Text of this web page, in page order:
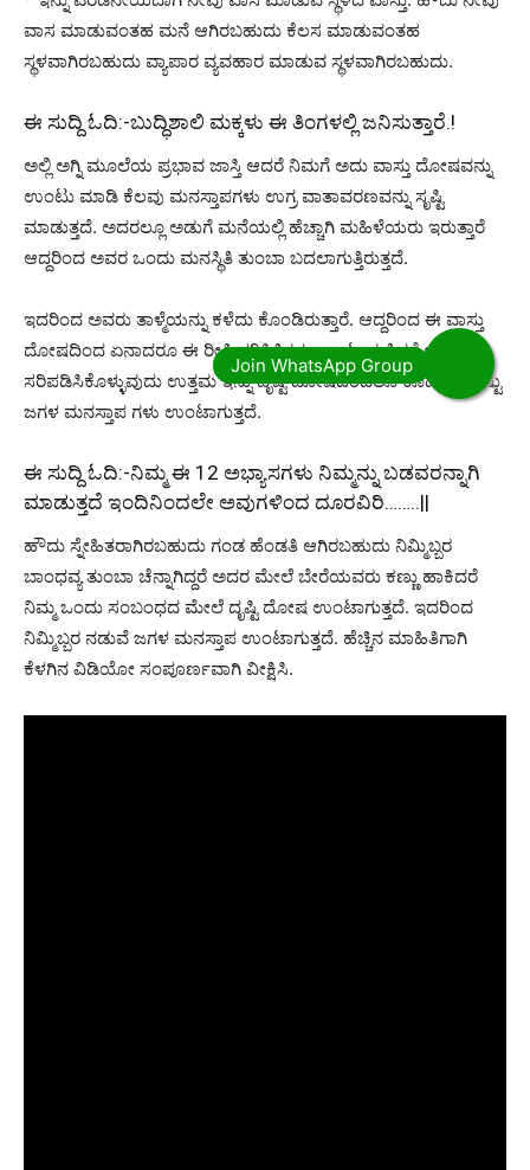
ವಾಸ ಮಾಡುವಂತಹ ಮನೆ ಆಗಿರಬಹುದು ಕೆಲಸ ಮಾಡುವಂತಹ
ಸ್ಥಳವಾಗಿರಬಹುದು ವ್ಯಾಪಾರ ವ್ಯವಹಾರ ಮಾಡುವ ಸ್ಥಳವಾಗಿರಬಹುದು.
ಈ ಸುದ್ದಿ ಓದಿ:-ಬುದ್ಧಿಶಾಲಿ ಮಕ್ಕಳು ಈ ತಿಂಗಳಲ್ಲಿ ಜನಿಸುತ್ತಾರೆ.!
ಅಲ್ಲಿ ಅಗ್ನಿ ಮೂಲೆಯ ಪ್ರಭಾವ ಜಾಸ್ತಿ ಆದರೆ ನಿಮಗೆ ಅದು ವಾಸ್ತು ದೋಷವನ್ನು
ಉಂಟು ಮಾಡಿ ಕೆಲವು ಮನಸ್ತಾಪಗಳು ಉಗ್ರ ವಾತಾವರಣವನ್ನು ಸೃಷ್ಟಿ
ಮಾಡುತ್ತದೆ. ಅದರಲ್ಲೂ ಅಡುಗೆ ಮನೆಯಲ್ಲಿ ಹೆಚ್ಚಾಗಿ ಮಹಿಳೆಯರು ಇರುತ್ತಾರೆ
ಆದ್ದರಿಂದ ಅವರ ಒಂದು ಮನಸ್ಥಿತಿ ತುಂಬಾ ಬದಲಾಗುತ್ತಿರುತ್ತದೆ.
ಇದರಿಂದ ಅವರು ತಾಳ್ಮೆಯನ್ನು ಕಳೆದು ಕೊಂಡಿರುತ್ತಾರೆ. ಆದ್ದರಿಂದ ಈ ವಾಸ್ತು
ದೋಷದಿಂದ ಏನಾದರೂ ಈ ರೀತಿ ಪರಿಸ್ಥಿತಿಗಳು ಉಂಟಾಗುತ್ತಿದ್ದರೆ ಅದನ್ನು
ಸರಿಪಡಿಸಿಕೊಳ್ಳುವುದು ಉತ್ತಮ ಇನ್ನು ದೃಷ್ಟಿ ದೋಷದಿಂದಲೂ ಕೂಡ ಬಹಳಷ್ಟು
ಜಗಳ ಮನಸ್ತಾಪ ಗಳು ಉಂಟಾಗುತ್ತದೆ.
ಈ ಸುದ್ದಿ ಓದಿ:-ನಿಮ್ಮ ಈ 12 ಅಭ್ಯಾಸಗಳು ನಿಮ್ಮನ್ನು ಬಡವರನ್ನಾಗಿ
ಮಾಡುತ್ತದೆ ಇಂದಿನಿಂದಲೇ ಅವುಗಳಿಂದ ದೂರವಿರಿ……..||
ಹೌದು ಸ್ನೇಹಿತರಾಗಿರಬಹುದು ಗಂಡ ಹೆಂಡತಿ ಆಗಿರಬಹುದು ನಿಮ್ಮಿಬ್ಬರ
ಬಾಂಧವ್ಯ ತುಂಬಾ ಚೆನ್ನಾಗಿದ್ದರೆ ಅದರ ಮೇಲೆ ಬೇರೆಯವರು ಕಣ್ಣು ಹಾಕಿದರೆ
ನಿಮ್ಮ ಒಂದು ಸಂಬಂಧದ ಮೇಲೆ ದೃಷ್ಟಿ ದೋಷ ಉಂಟಾಗುತ್ತದೆ. ಇದರಿಂದ
ನಿಮ್ಮಿಬ್ಬರ ನಡುವೆ ಜಗಳ ಮನಸ್ತಾಪ ಉಂಟಾಗುತ್ತದೆ. ಹೆಚ್ಚಿನ ಮಾಹಿತಿಗಾಗಿ
ಕೆಳಗಿನ ವಿಡಿಯೋ ಸಂಪೂರ್ಣವಾಗಿ ವೀಕ್ಷಿಸಿ.